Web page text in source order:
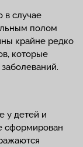
в случае
полом
крайне редко
которые
у детей и
сформирован